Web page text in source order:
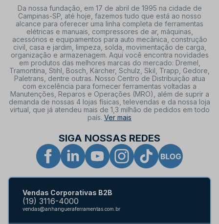
Da nossa fundação, em 17 de abril de 1995 na cidade de
Campinas-SP, até hoje, fazemos tudo que está ao nosso
alcance para oferecer uma linha completa de ferramentas
elétricas e manuais, compressores de ar, máquinas,
acessórios e equipamentos para auto mecânica, construção
civil, casa e jardim, limpeza, solda, movimentação de carga,
organização e armazenagem. Aqui você encontra novidades
em produtos das melhores marcas do mercado: Dremel,
Tramontina, Stihl, Bosch, Kärcher, Schulz, Skil, Trapp, Gedore,
Paletrans, dentre outras. Nosso Centro de Distribuição atua
com excelência para fornecer ferramentas voltadas a
Manutenções, Reparos e Operações (MRO), além de suprir a
demanda de nossas 4 lojas físicas, televendas e da nossa loja
virtual, que já atendeu mais de 1,3 milhão de pedidos em todo
país. Ver mais
SIGA NOSSAS REDES
Vendas Corporativas B2B
(19) 3116-4000
vendas@anhangueraferramentas.com.br